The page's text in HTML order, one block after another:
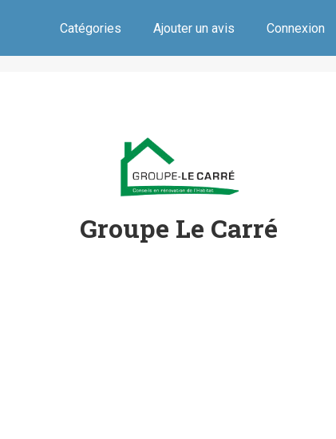
Catégories Ajouter un avis Connexion
Groupe Le Carré